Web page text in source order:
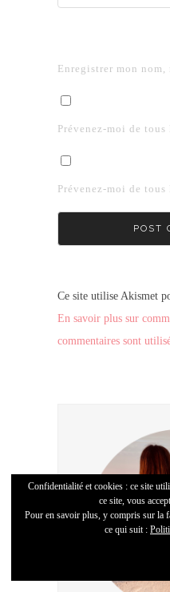
Enregistrer mon
Prévenez-moi de
Prévenez-moi de
Ce site utilise Akismet
En savoir plus sur
commentaires sont
Confidentialité et cookies : ce site
ce site, vous
Pour en savoir plus, y compris sur la
ce qui suit :